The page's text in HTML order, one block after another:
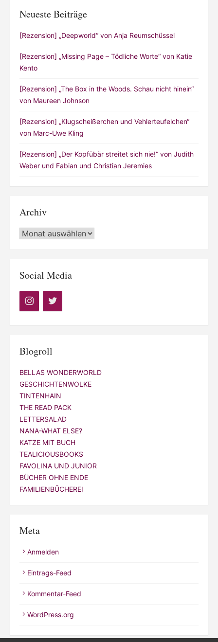
Neueste Beiträge
[Rezension] „Deepworld“ von Anja Reumschüssel
[Rezension] „Missing Page – Tödliche Worte“ von Katie
Kento
[Rezension] „The Box in the Woods. Schau nicht hinein“
von Maureen Johnson
[Rezension] „Klugscheißerchen und Vehlerteufelchen“
von Marc-Uwe Kling
[Rezension] „Der Kopfübär streitet sich nie!“ von Judith
Weber und Fabian und Christian Jeremies
Archiv
Archiv
Social Media
Blogroll
BELLAS WONDERWORLD
GESCHICHTENWOLKE
TINTENHAIN
THE READ PACK
LETTERSALAD
NANA-WHAT ELSE?
KATZE MIT BUCH
TEALICIOUSBOOKS
FAVOLINA UND JUNIOR
BÜCHER OHNE ENDE
FAMILIENBÜCHEREI
Meta
Anmelden
Eintrags-Feed
Kommentar-Feed
WordPress.org